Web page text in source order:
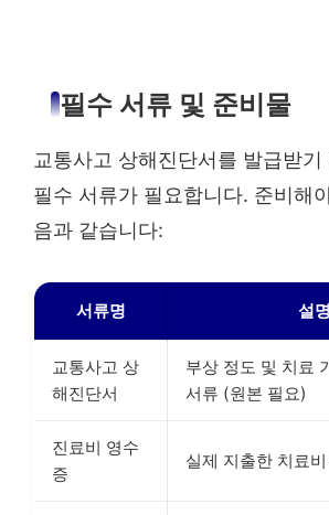
필수 서류 및 준비물
교통사고 상해진단서를 발급받기
필수 서류가 필요합니다. 준비해
음과 같습니다:
서류명 설명
교통사고 상
해진단서
부상 정도 및 치료
서류 (원본 필요)
진료비 영수
증
실제 지출한 치료